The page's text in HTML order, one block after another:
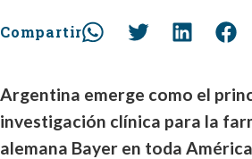
Compartir
Argentina emerge como el
investigación clínica para la
alemana Bayer en toda